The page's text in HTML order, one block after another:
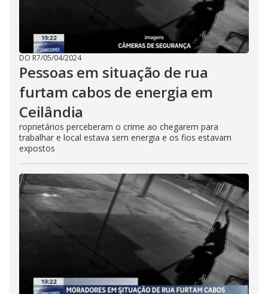
DO R7/05/04/2024
Pessoas em situação de rua
furtam cabos de energia em
Ceilândia
roprietários perceberam o crime ao chegarem para
trabalhar e local estava sem energia e os fios estavam
expostos